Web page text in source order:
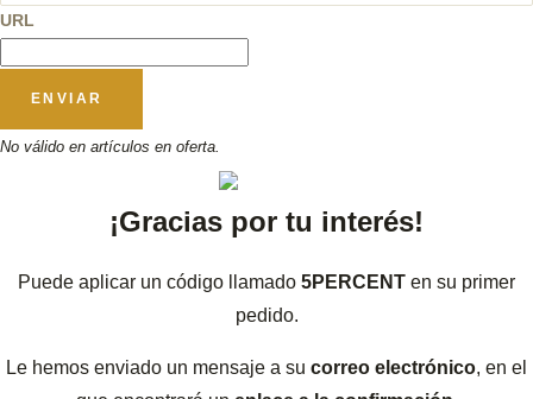
URL
ENVIAR
No válido en artículos en oferta.
¡Gracias por tu interés!
Puede aplicar un código llamado 5PERCENT en su primer
pedido.
Le hemos enviado un mensaje a su correo electrónico, en el